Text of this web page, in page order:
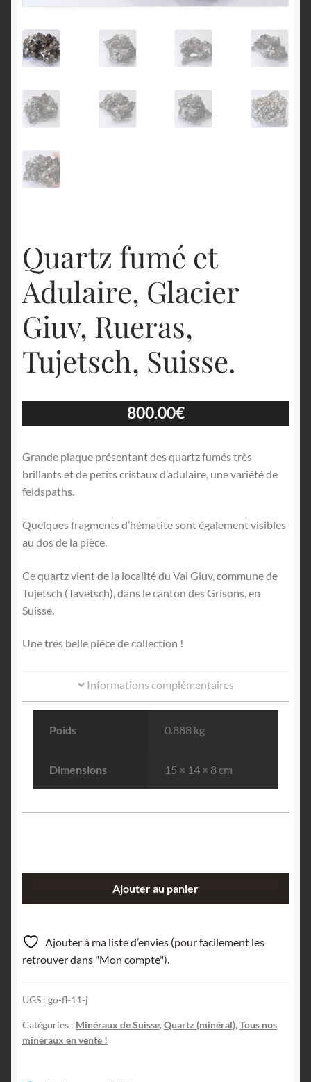
Quartz fumé et
Adulaire, Glacier
Giuv, Rueras,
Tujetsch, Suisse.
800.00€
Grande plaque présentant des quartz fumés très
brillants et de petits cristaux d’adulaire, une variété de
feldspaths.
Quelques fragments d’hématite sont également visibles
au dos de la pièce.
Ce quartz vient de la localité du Val Giuv, commune de
Tujetsch (Tavetsch), dans le canton des Grisons, en
Suisse.
Une très belle pièce de collection !
Informations complémentaires
Poids 0.888 kg
Dimensions 15 × 14 × 8 cm
fumé
et
Adulaire,
Giuv,
Rueras,
Tujetsch,
Ajouter au panier
Ajouter à ma liste d’envies (pour facilement les
retrouver dans "Mon compte").
UGS : go-fl-11-j
Catégories : Minéraux de Suisse, Quartz (minéral), Tous nos
minéraux en vente !